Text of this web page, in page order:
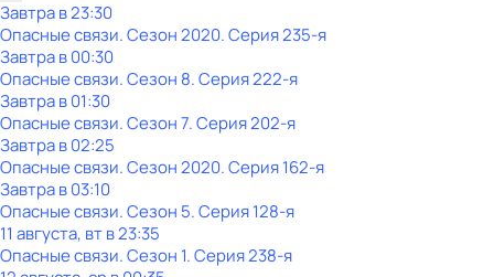
Завтра в 23:30
Опасные связи. Сезон 2020. Серия 235-я
Завтра в 00:30
Опасные связи. Сезон 8. Серия 222-я
Завтра в 01:30
Опасные связи. Сезон 7. Серия 202-я
Завтра в 02:25
Опасные связи. Сезон 2020. Серия 162-я
Завтра в 03:10
Опасные связи. Сезон 5. Серия 128-я
11 августа, вт в 23:35
Опасные связи. Сезон 1. Серия 238-я